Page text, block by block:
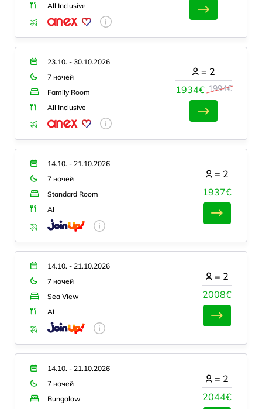
All Inclusive
23.10. - 30.10.2026
7 ночей
Family Room
All Inclusive
1934€ 1994€
= 2
14.10. - 21.10.2026
7 ночей
Standard Room
AI
1937€
= 2
14.10. - 21.10.2026
7 ночей
Sea View
AI
2008€
= 2
14.10. - 21.10.2026
7 ночей
Bungalow
2044€
= 2